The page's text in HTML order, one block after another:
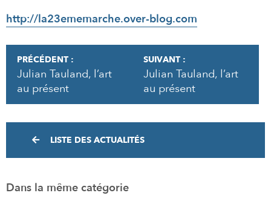
http://la23ememarche.over-blog.com
PRÉCÉDENT :
Julian Tauland, l’art
au présent
SUIVANT :
Julian Tauland, l’art
au présent
LISTE DES ACTUALITÉS
Dans la même catégorie